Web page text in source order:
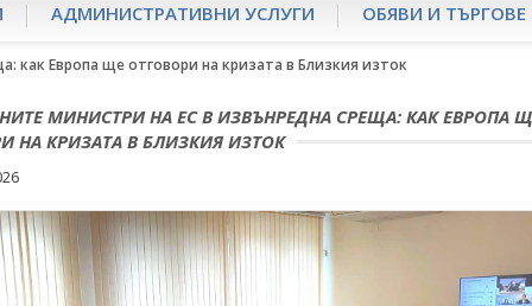
АДМИНИСТРАТИВНИ УСЛУГИ ОБЯВИ И ТЪРГОВЕ
как Европа ще отговори на кризата в Близкия изток
МИНИСТРИ НА ЕС В ИЗВЪНРЕДНА СРЕЩА: КАК ЕВРОПА
НА КРИЗАТА В БЛИЗКИЯ ИЗТОК